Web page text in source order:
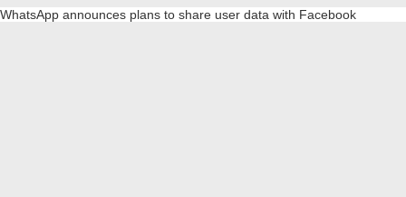
WhatsApp announces plans to share user data with Facebook